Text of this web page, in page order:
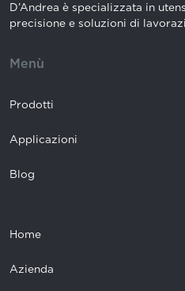
D’Andrea è specializzata in
precisione e soluzioni di
Menù
Prodotti
Applicazioni
Blog
Home
Azienda